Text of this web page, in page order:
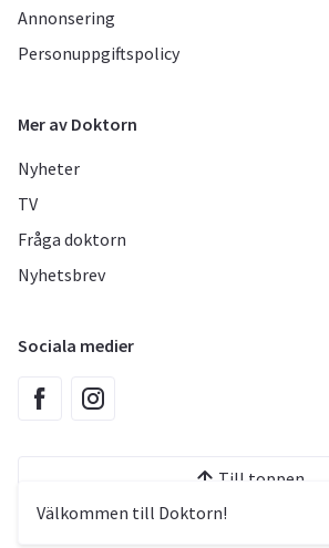
Välkommen till Doktorn!
Annonsering
Personuppgiftspolicy
Mer av Doktorn
Nyheter
TV
Fråga doktorn
Nyhetsbrev
Sociala medier
Till toppen